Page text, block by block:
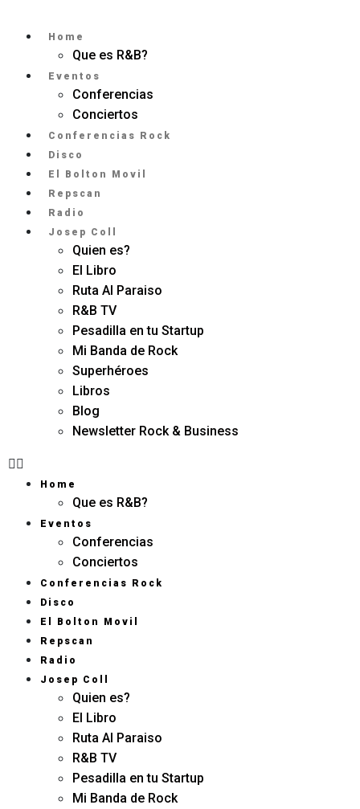
Home
Que es R&B?
Eventos
Conferencias
Conciertos
Conferencias Rock
Disco
El Bolton Movil
Repscan
Radio
Josep Coll
Quien es?
El Libro
Ruta Al Paraiso
R&B TV
Pesadilla en tu Startup
Mi Banda de Rock
Superhéroes
Libros
Blog
Newsletter Rock & Business
Home
Que es R&B?
Eventos
Conferencias
Conciertos
Conferencias Rock
Disco
El Bolton Movil
Repscan
Radio
Josep Coll
Quien es?
El Libro
Ruta Al Paraiso
R&B TV
Pesadilla en tu Startup
Mi Banda de Rock